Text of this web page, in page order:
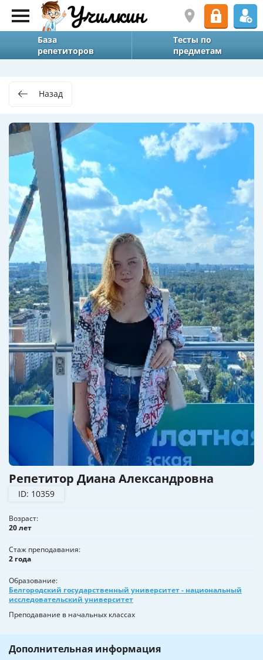
База
репетиторов
Тесты по
предметам
Назад
Репетитор Диана Александровна
ID: 10359
Возраст
20 лет
Стаж преподавания
2 года
Образование
Белгородский государственный университет - национальный
исследовательский университет
Преподавание в начальных классах
Дополнительная информация